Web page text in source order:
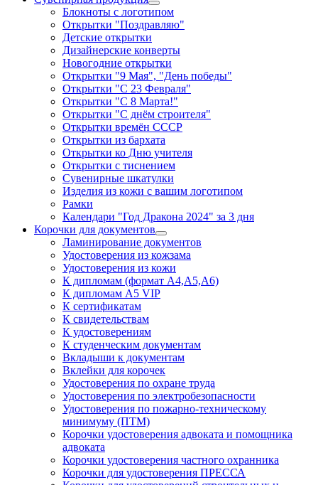
Блокноты с логотипом
Открытки "Поздравляю"
Детские открытки
Дизайнерские конверты
Новогодние открытки
Открытки "9 Мая", "День победы"
Открытки "С 23 Февраля"
Открытки "С 8 Марта!"
Открытки "С днём строителя"
Открытки времён СССР
Открытки из бархата
Открытки ко Дню учителя
Открытки с тиснением
Сувенирные шкатулки
Изделия из кожи с вашим логотипом
Рамки
Календари "Год Дракона 2024" за 3 дня
Корочки для документов
Ламинирование документов
Удостоверения из кожзама
Удостоверения из кожи
К дипломам (формат А4,А5,А6)
К дипломам А5 VIP
К сертификатам
К свидетельствам
К удостоверениям
К студенческим документам
Вкладыши к документам
Вклейки для корочек
Удостоверения по охране труда
Удостоверения по электробезопасности
Удостоверения по пожарно-техническому
минимуму (ПТМ)
Корочки удостоверения адвоката и помощника
адвоката
Корочки удостоверения частного охранника
Корочки для удостоверения ПРЕССА